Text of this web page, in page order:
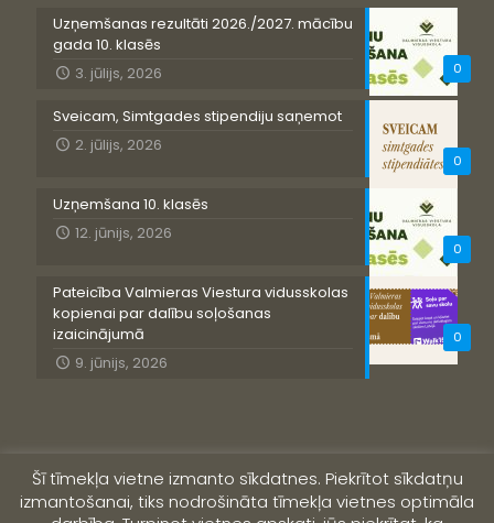
0
Uzņemšanas rezultāti 2026./2027. mācību
gada 10. klasēs
3. jūlijs, 2026
0
Sveicam, Simtgades stipendiju saņemot
2. jūlijs, 2026
0
Uzņemšana 10. klasēs
12. jūnijs, 2026
0
Pateicība Valmieras Viestura vidusskolas
kopienai par dalību soļošanas
izaicinājumā
9. jūnijs, 2026
Šī tīmekļa vietne izmanto sīkdatnes. Piekrītot sīkdatņu
izmantošanai, tiks nodrošināta tīmekļa vietnes optimāla